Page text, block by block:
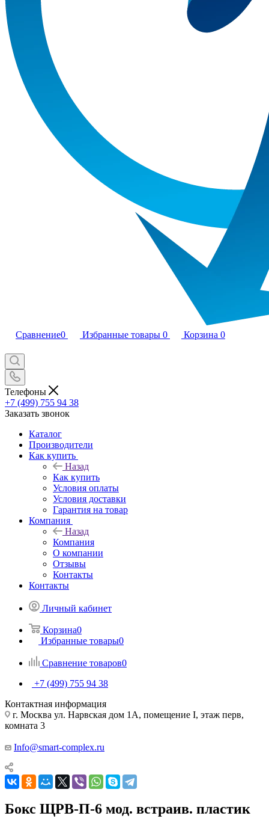
Сравнение0 Избранные товары 0 Корзина 0
Телефоны
+7 (499) 755 94 38
Заказать звонок
Каталог
Производители
Как купить
Назад
Как купить
Условия оплаты
Условия доставки
Гарантия на товар
Компания
Назад
Компания
О компании
Отзывы
Контакты
Контакты
Личный кабинет
Корзина0
Избранные товары0
Сравнение товаров0
+7 (499) 755 94 38
Контактная информация
г. Москва ул. Нарвская дом 1А, помещение I, этаж перв,
комната 3
Info@smart-complex.ru
Бокс ЩРВ-П-6 мод. встраив. пластик